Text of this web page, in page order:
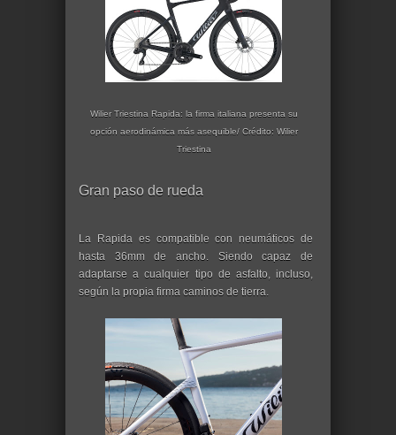
Wilier Triestina Rapida: la firma italiana presenta su
opción aerodinámica más asequible/ Crédito: Wilier
Triestina
Gran paso de rueda
La Rapida es compatible con neumáticos de
hasta 36mm de ancho. Siendo capaz de
adaptarse a cualquier tipo de asfalto, incluso,
según la propia firma caminos de tierra.